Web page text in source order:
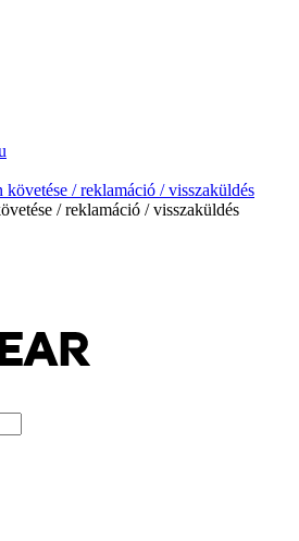
követése / reklamáció / visszaküldés
/ reklamáció / visszaküldés